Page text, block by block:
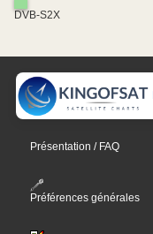
DVB-S2X
Présentation / FAQ
Préférences générales